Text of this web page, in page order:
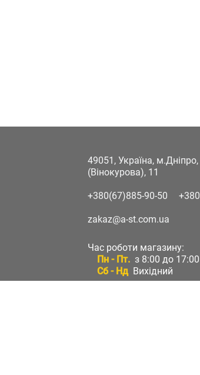
49051, Україна,
(Вінокурова), 11
+380(67)885-90-50
zakaz@a-st.com.ua
Час роботи магазину:
Пн - Пт. з 8:00 до 17:00
Сб - Нд Вихідний